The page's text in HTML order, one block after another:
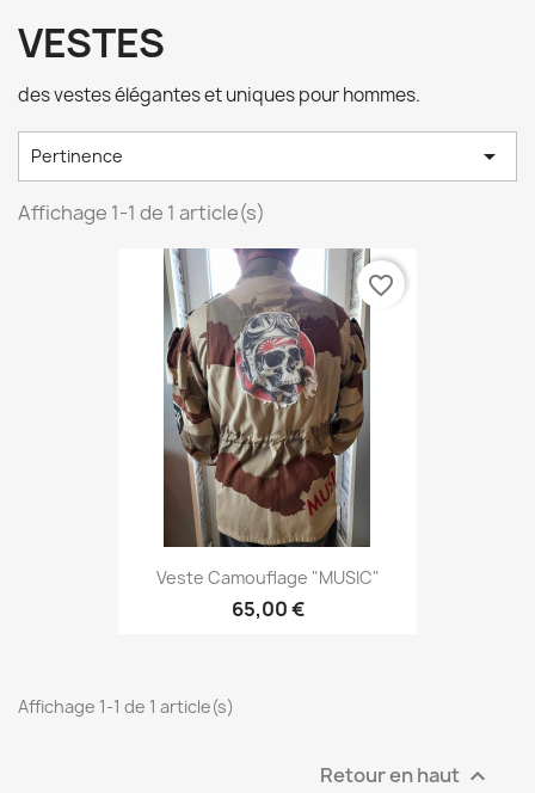
VESTES
des vestes élégantes et uniques pour hommes.
Pertinence 
Affichage 1-1 de 1 article(s)
Veste Camouflage "MUSIC"
65,00 €
favorite_border
Affichage 1-1 de 1 article(s)
Retour en haut 